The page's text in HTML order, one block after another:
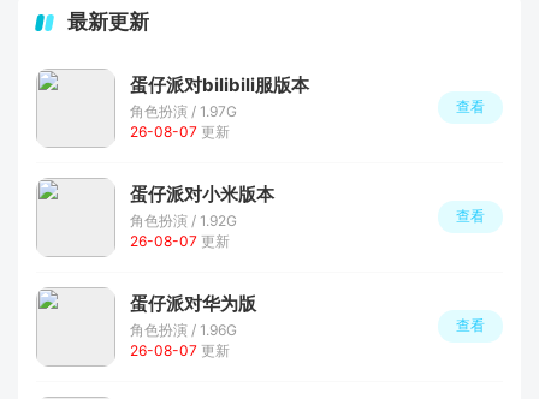
最新更新
蛋仔派对bilibili服版本
角色扮演 / 1.97G
26-08-07 更新
查看
蛋仔派对小米版本
角色扮演 / 1.92G
26-08-07 更新
查看
蛋仔派对华为版
角色扮演 / 1.96G
26-08-07 更新
查看